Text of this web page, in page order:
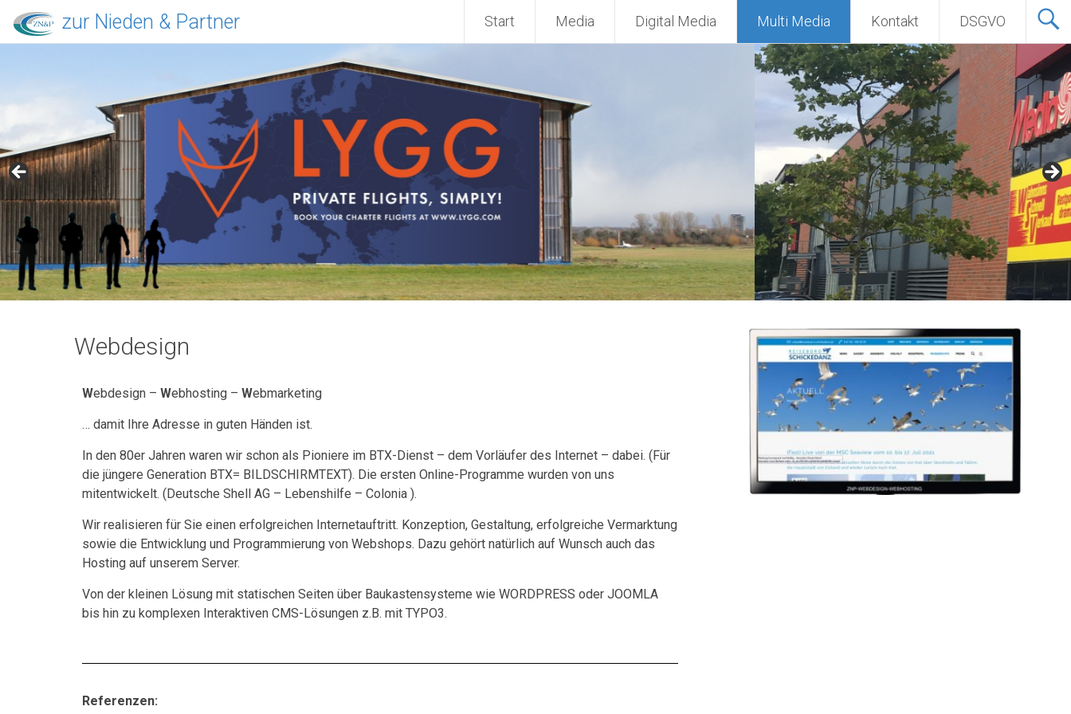
zur Nieden & Partner Start Media Digital Media Multi Media Kontakt DSGVO
Webdesign
Webdesign – Webhosting – Webmarketing
… damit Ihre Adresse in guten Händen ist.
In den 80er Jahren waren wir schon als Pioniere im BTX-Dienst – dem Vorläufer des Internet – dabei. (Für
die jüngere Generation BTX= BILDSCHIRMTEXT). Die ersten Online-Programme wurden von uns
mitentwickelt. (Deutsche Shell AG – Lebenshilfe – Colonia ).
Wir realisieren für Sie einen erfolgreichen Internetauftritt. Konzeption, Gestaltung, erfolgreiche Vermarktung
sowie die Entwicklung und Programmierung von Webshops. Dazu gehört natürlich auf Wunsch auch das
Hosting auf unserem Server.
Von der kleinen Lösung mit statischen Seiten über Baukastensysteme wie WORDPRESS oder JOOMLA
bis hin zu komplexen Interaktiven CMS-Lösungen z.B. mit TYPO3.
Referenzen: